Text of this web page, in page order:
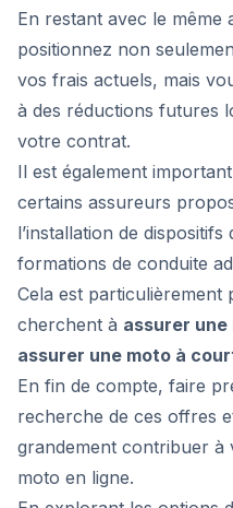
En restant avec le même
positionnez non
vos frais actuels, mais
à des réductions futures
votre contrat.
Il est également
certains assureurs
l’installation de
formations de conduite
Cela est
cherchent à assurer
assurer une moto à
En fin de compte, faire
recherche de ces offres
grandement contribuer à
moto en ligne.